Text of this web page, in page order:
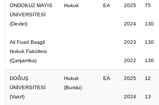
ONDOKUZ MAYIS
ÜNİVERSİTESİ
(Devlet)
Ali Fuad Başgil
Hukuk Fakültesi
(Çarşamba)
Hukuk EA 2025
2024
2023
2022
75
130
130
130
DOĞUŞ
ÜNİVERSİTESİ
(Vakıf)
Hukuk
(Burslu)
EA 2025
2024
12
13